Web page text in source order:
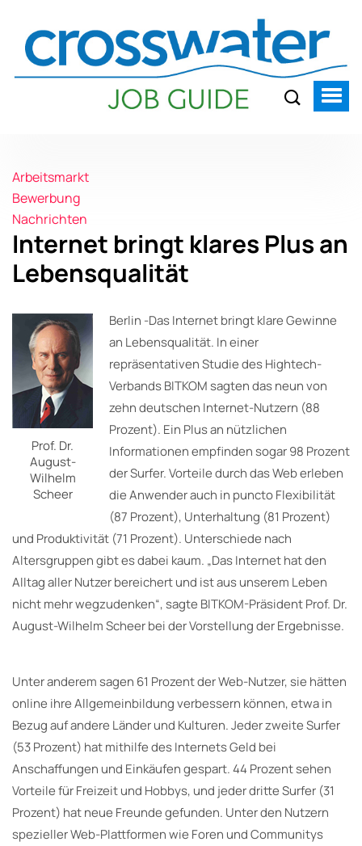
Arbeitsmarkt
Bewerbung
Nachrichten
Internet bringt klares Plus an
Lebensqualität
Prof. Dr.
August-
Wilhelm
Scheer
Berlin -Das Internet bringt klare Gewinne
an Lebensqualität. In einer
repräsentativen Studie des Hightech-
Verbands BITKOM sagten das neun von
zehn deutschen Internet-Nutzern (88
Prozent). Ein Plus an nützlichen
Informationen empfinden sogar 98 Prozent
der Surfer. Vorteile durch das Web erleben
die Anwender auch in puncto Flexibilität
(87 Prozent), Unterhaltung (81 Prozent)
und Produktivität (71 Prozent). Unterschiede nach
Altersgruppen gibt es dabei kaum. „Das Internet hat den
Alltag aller Nutzer bereichert und ist aus unserem Leben
nicht mehr wegzudenken“, sagte BITKOM-Präsident Prof. Dr.
August-Wilhelm Scheer bei der Vorstellung der Ergebnisse.
Unter anderem sagen 61 Prozent der Web-Nutzer, sie hätten
online ihre Allgemeinbildung verbessern können, etwa in
Bezug auf andere Länder und Kulturen. Jeder zweite Surfer
(53 Prozent) hat mithilfe des Internets Geld bei
Anschaffungen und Einkäufen gespart. 44 Prozent sehen
Vorteile für Freizeit und Hobbys, und jeder dritte Surfer (31
Prozent) hat neue Freunde gefunden. Unter den Nutzern
spezieller Web-Plattformen wie Foren und Communitys